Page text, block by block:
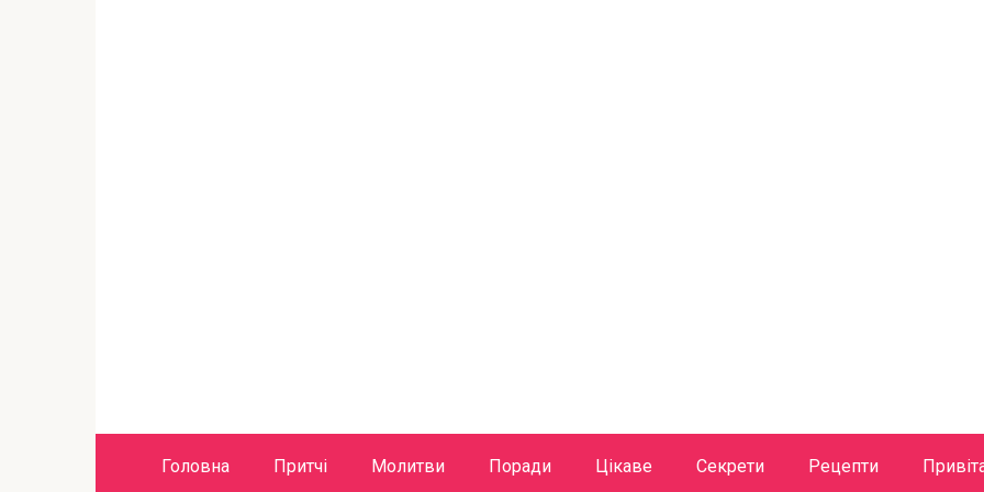
Головна Притчі Молитви Поради Цікаве Секрети Рецепти